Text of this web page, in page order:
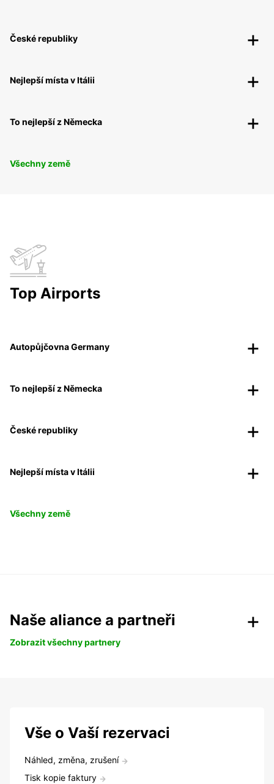
České republiky
Nejlepší místa v Itálii
To nejlepší z Německa
Všechny země
Top Airports
Autopůjčovna Germany
To nejlepší z Německa
České republiky
Nejlepší místa v Itálii
Všechny země
Naše aliance a partneři
Zobrazit všechny partnery
Vše o Vaší rezervaci
Náhled, změna, zrušení
Tisk kopie faktury